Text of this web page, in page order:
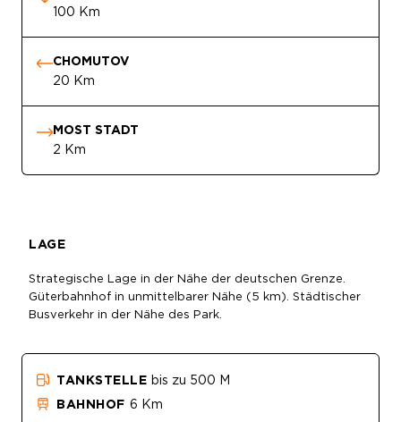
LAGE
Strategische Lage in der Nähe der deutschen Grenze.
Güterbahnhof in unmittelbarer Nähe (5 km). Städtischer
Busverkehr in der Nähe des Park.
100 Km
CHOMUTOV
20 Km
MOST STADT
2 Km
TANKSTELLE bis zu 500 M
BAHNHOF 6 Km